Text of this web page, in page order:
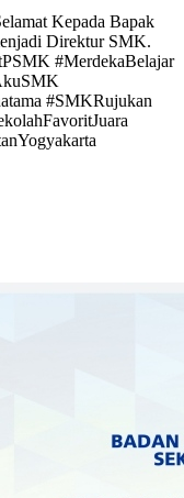
Kepada Bapak
Direktur SMK.
#MerdekaBelajar
#SMKRujukan